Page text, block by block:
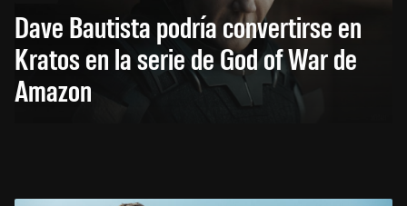
Dave Bautista podría convertirse en
Kratos en la serie de God of War de
Amazon